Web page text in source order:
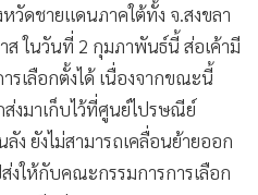
ในวันที่ 2 กุมภาพันธ์นี้ ส่อเค้ามี
รเลือกตั้งได้ เนื่องจากขณะนี้
ส่งมาเก็บไว้ที่ศูนย์ไปรษณีย์
ยังไม่สามารถเคลื่อนย้ายออก
ให้กับคณะกรรมการการเลือก
จากมีกลุ่มคณะกรรมการ